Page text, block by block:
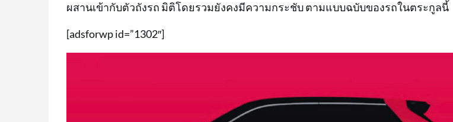
ผสานเข้ากับตัวถังรถ มิติโดยรวมยังคงมีความกระชับ ตามแบบฉบับของรถในตระกูลนี้
[adsforwp id=”1302″]